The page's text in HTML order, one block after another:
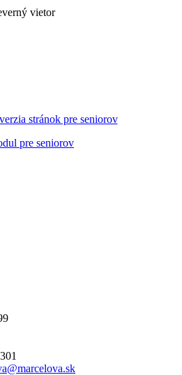
vietor
stránok pre seniorov